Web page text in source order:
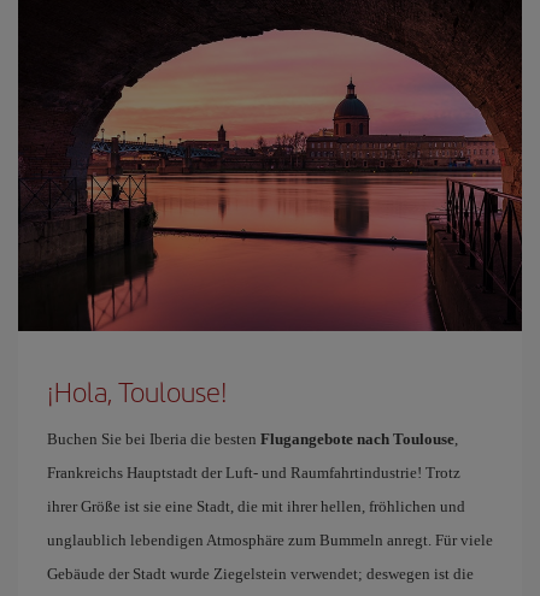
¡Hola, Toulouse!
Buchen Sie bei Iberia die besten Flugangebote nach Toulouse
Frankreichs Hauptstadt der Luft- und Raumfahrtindustrie! Trotz
ihrer Größe ist sie eine Stadt, die mit ihrer hellen, fröhlichen und
unglaublich lebendigen Atmosphäre zum Bummeln anregt. Für viele
Gebäude der Stadt wurde Ziegelstein verwendet; deswegen ist die